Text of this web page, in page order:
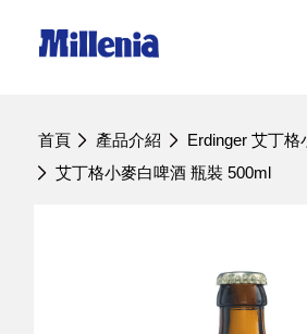
首頁 產品介紹
Erdinger 艾丁格
艾丁格小麥白啤酒 瓶裝 500ml